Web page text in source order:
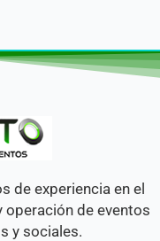
de experiencia en el
operación de eventos
y sociales.